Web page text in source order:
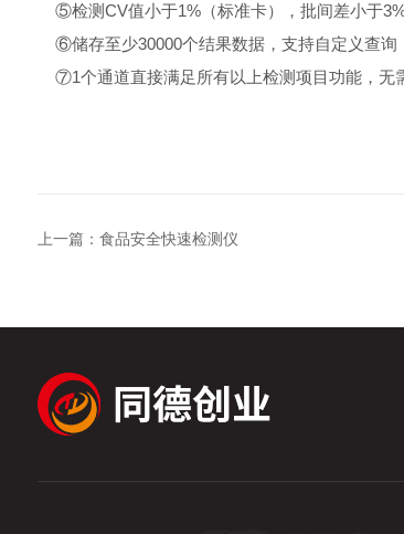
⑤检测CV值小于1%（标准卡），批间差小于
⑥储存至少30000个结果数据，支持自定义查询
⑦1个通道直接满足所有以上检测项目功能，无
上一篇： 食品安全快速检测仪